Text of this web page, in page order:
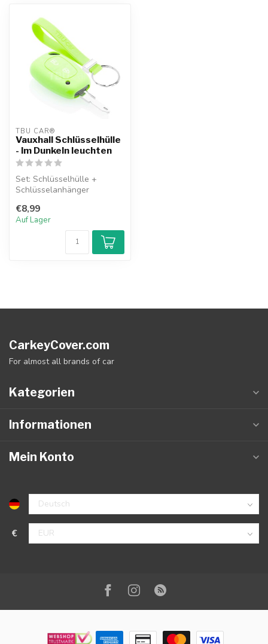
TBU CAR®
Vauxhall Schlüsselhülle
- Im Dunkeln leuchten
Set: Schlüsselhülle +
Schlüsselanhänger
€8,99
Auf Lager
CarkeyCover.com
For almost all brands of car
Kategorien
Informationen
Mein Konto
€